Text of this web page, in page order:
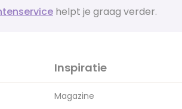
helpt je graag verder.
Inspiratie
Magazine